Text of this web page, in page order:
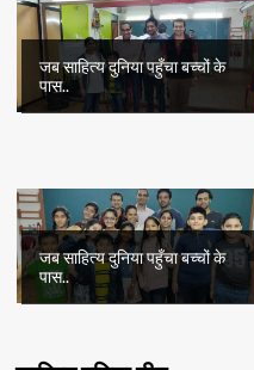
जब साहित्य दुनिया पहुँचा बच्चों के
पास..
जब साहित्य दुनिया पहुँचा बच्चों के
पास..